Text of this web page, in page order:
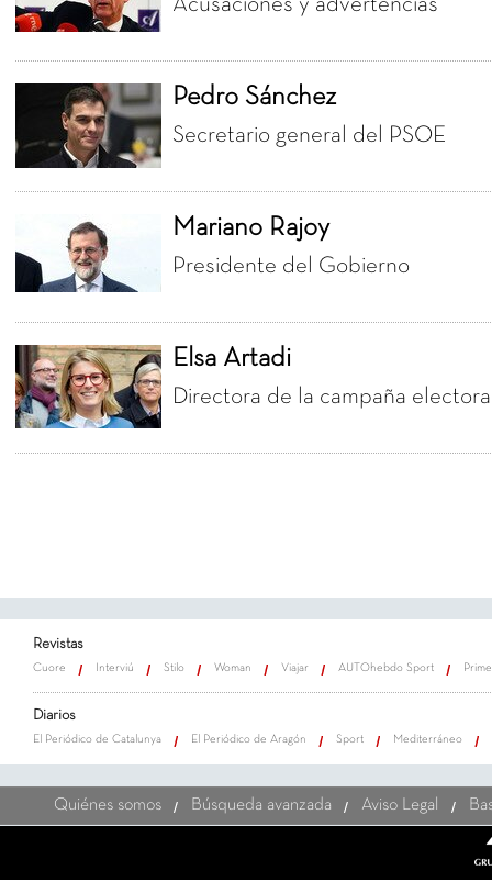
Acusaciones y advertencias
Pedro Sánchez
Secretario general del PSOE
Mariano Rajoy
Presidente del Gobierno
Elsa Artadi
Directora de la campaña
Revistas
Cuore Interviú Stilo Woman Viajar AUTOhebdo Sport
Diarios
El Periódico de Catalunya El Periódico de Aragón Sport Mediterráneo
Quiénes somos Búsqueda avanzada Aviso Legal